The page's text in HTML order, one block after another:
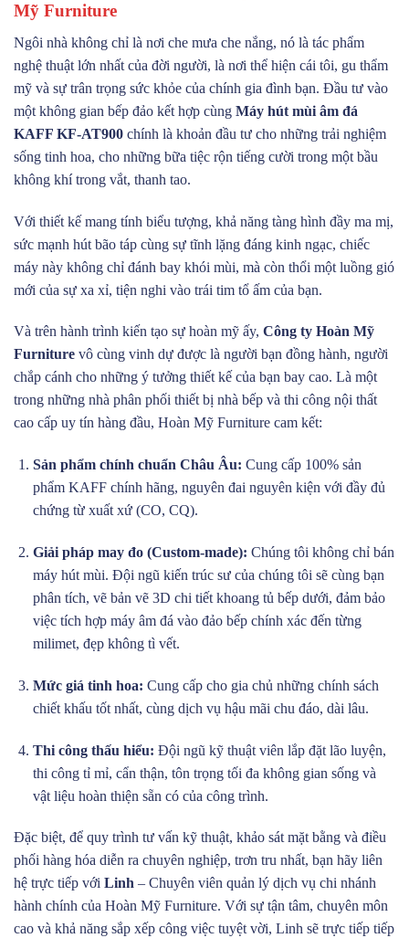
Mỹ Furniture
Ngôi nhà không chỉ là nơi che mưa che nắng, nó là tác phẩm
nghệ thuật lớn nhất của đời người, là nơi thể hiện cái tôi, gu thẩm
mỹ và sự trân trọng sức khỏe của chính gia đình bạn. Đầu tư vào
một không gian bếp đảo kết hợp cùng Máy hút mùi âm đá
KAFF KF-AT900 chính là khoản đầu tư cho những trải nghiệm
sống tinh hoa, cho những bữa tiệc rộn tiếng cười trong một bầu
không khí trong vắt, thanh tao.
Với thiết kế mang tính biểu tượng, khả năng tàng hình đầy ma mị,
sức mạnh hút bão táp cùng sự tĩnh lặng đáng kinh ngạc, chiếc
máy này không chỉ đánh bay khói mùi, mà còn thổi một luồng gió
mới của sự xa xỉ, tiện nghi vào trái tim tổ ấm của bạn.
Và trên hành trình kiến tạo sự hoàn mỹ ấy, Công ty Hoàn Mỹ
Furniture vô cùng vinh dự được là người bạn đồng hành, người
chắp cánh cho những ý tưởng thiết kế của bạn bay cao. Là một
trong những nhà phân phối thiết bị nhà bếp và thi công nội thất
cao cấp uy tín hàng đầu, Hoàn Mỹ Furniture cam kết:
Sản phẩm chính chuẩn Châu Âu: Cung cấp 100% sản
phẩm KAFF chính hãng, nguyên đai nguyên kiện với đầy đủ
chứng từ xuất xứ (CO, CQ).
Giải pháp may đo (Custom-made): Chúng tôi không chỉ bán
máy hút mùi. Đội ngũ kiến trúc sư của chúng tôi sẽ cùng bạn
phân tích, vẽ bản vẽ 3D chi tiết khoang tủ bếp dưới, đảm bảo
việc tích hợp máy âm đá vào đảo bếp chính xác đến từng
milimet, đẹp không tì vết.
Mức giá tinh hoa: Cung cấp cho gia chủ những chính sách
chiết khấu tốt nhất, cùng dịch vụ hậu mãi chu đáo, dài lâu.
Thi công thấu hiểu: Đội ngũ kỹ thuật viên lắp đặt lão luyện,
thi công tỉ mỉ, cẩn thận, tôn trọng tối đa không gian sống và
vật liệu hoàn thiện sẵn có của công trình.
Đặc biệt, để quy trình tư vấn kỹ thuật, khảo sát mặt bằng và điều
phối hàng hóa diễn ra chuyên nghiệp, trơn tru nhất, bạn hãy liên
hệ trực tiếp với Linh – Chuyên viên quản lý dịch vụ chi nhánh
hành chính của Hoàn Mỹ Furniture. Với sự tận tâm, chuyên môn
cao và khả năng sắp xếp công việc tuyệt vời, Linh sẽ trực tiếp tiếp